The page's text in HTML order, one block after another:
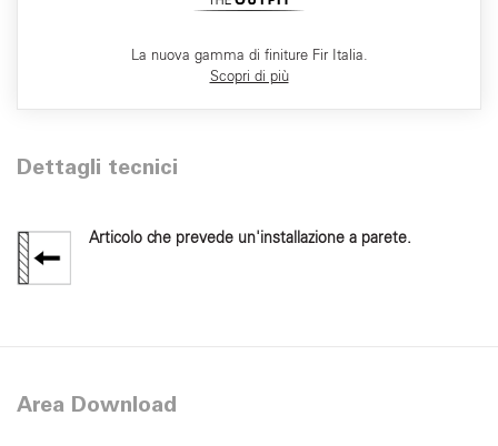
La nuova gamma di finiture Fir Italia.
Scopri di più
Dettagli tecnici
Articolo che prevede un'installazione a parete.
Area Download